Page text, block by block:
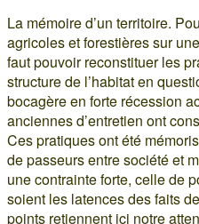
La mémoire d’un territoire.
agricoles et forestières sur
faut pouvoir reconstituer les
structure de l’habitat en
bocagère en forte récession
anciennes d’entretien ont
Ces pratiques ont été
de passeurs entre société et
une contrainte forte, celle de
soient les latences des faits
points retiennent ici notre